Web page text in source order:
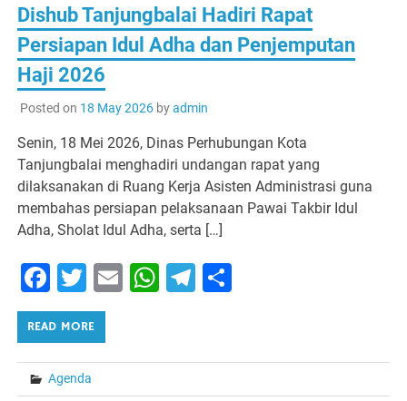
Dishub Tanjungbalai Hadiri Rapat
Persiapan Idul Adha dan Penjemputan
Haji 2026
Posted on 18 May 2026byadmin
Senin, 18 Mei 2026, Dinas Perhubungan Kota
Tanjungbalai menghadiri undangan rapat yang
dilaksanakan di Ruang Kerja Asisten Administrasi guna
membahas persiapan pelaksanaan Pawai Takbir Idul
Adha, Sholat Idul Adha, serta […]
Facebook
Twitter
EmailWhatsApp
Telegram
READ MORE
Agenda